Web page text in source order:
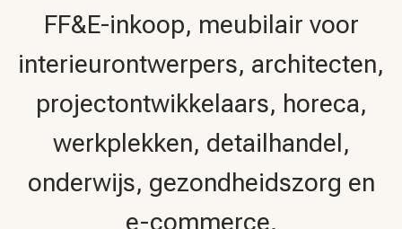
FF&E-inkoop, meubilair voor
interieurontwerpers, architecten,
projectontwikkelaars, horeca,
werkplekken, detailhandel,
onderwijs, gezondheidszorg en
e-commerce.